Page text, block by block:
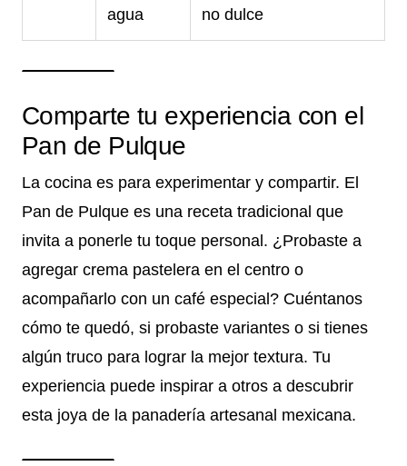
agua
no dulce
Comparte tu experiencia con el
Pan de Pulque
La cocina es para experimentar y compartir. El
Pan de Pulque es una receta tradicional que
invita a ponerle tu toque personal. ¿Probaste a
agregar crema pastelera en el centro o
acompañarlo con un café especial? Cuéntanos
cómo te quedó, si probaste variantes o si tienes
algún truco para lograr la mejor textura. Tu
experiencia puede inspirar a otros a descubrir
esta joya de la panadería artesanal mexicana.